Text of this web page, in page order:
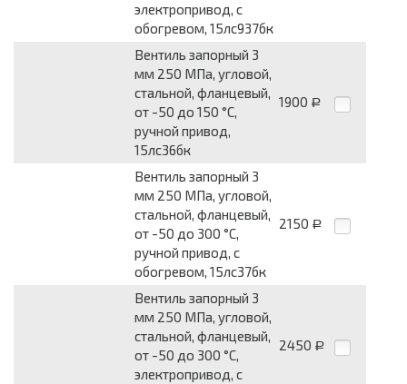
электропривод, с
обогревом, 15лс937бк
Вентиль запорный 3
мм 250 МПа, угловой,
стальной, фланцевый,
от -50 до 150 °С,
ручной привод,
15лс36бк
1900 Р
Вентиль запорный 3
мм 250 МПа, угловой,
стальной, фланцевый,
от -50 до 300 °С,
ручной привод, с
обогревом, 15лс37бк
2150 Р
Вентиль запорный 3
мм 250 МПа, угловой,
стальной, фланцевый,
от -50 до 300 °С,
электропривод, с
2450 Р